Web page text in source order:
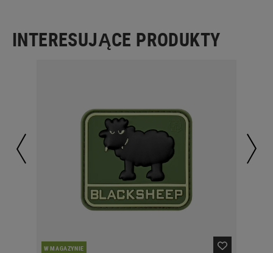
INTERESUJĄCE PRODUKTY
W MAGAZYNIE